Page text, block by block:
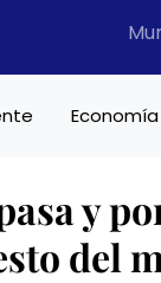
Economía
y
del